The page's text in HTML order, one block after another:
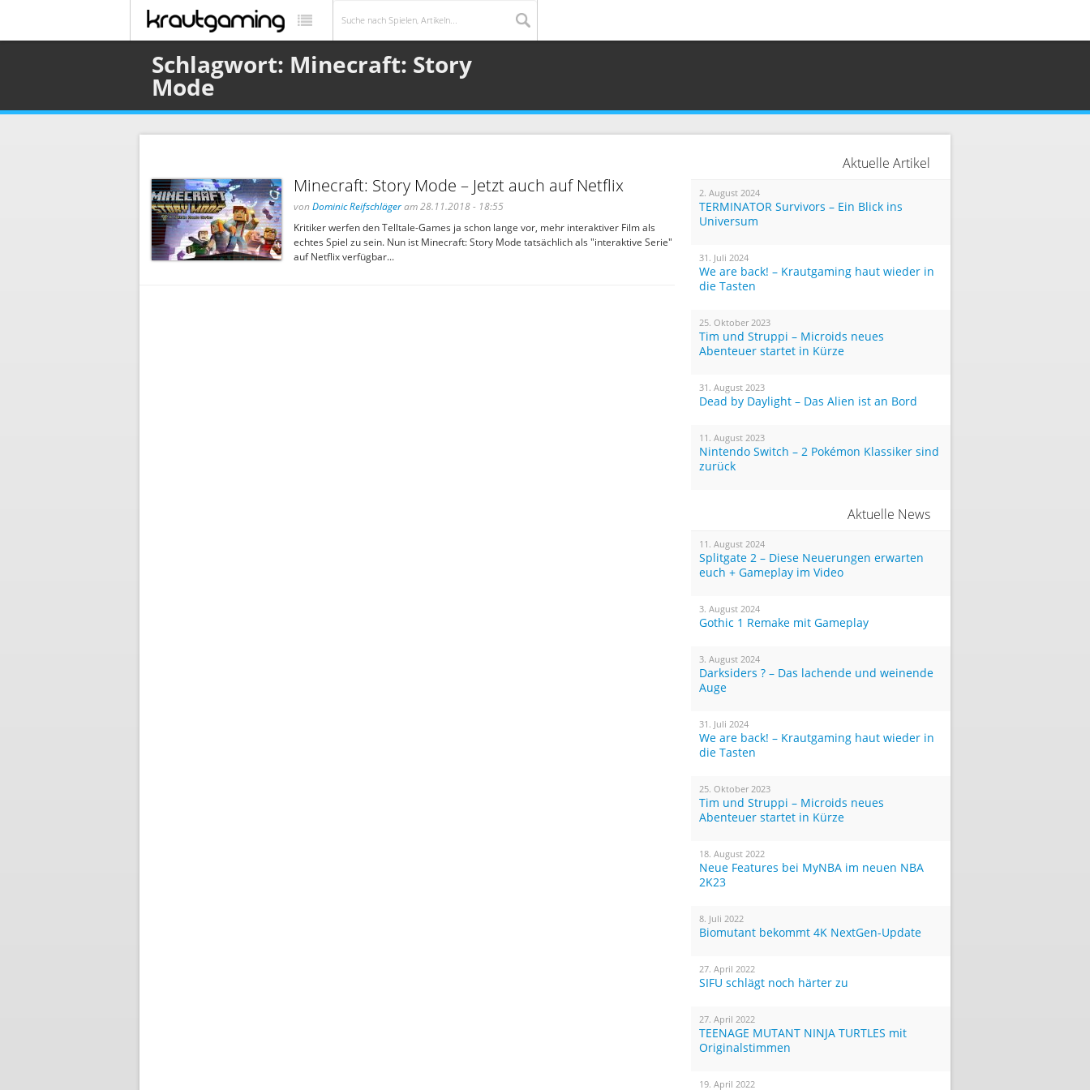
Schlagwort: Minecraft: Story
Mode
Minecraft: Story Mode – Jetzt auch auf Netflix
von Dominic Reifschlägeram 28.11.2018 - 18:55
Kritiker werfen den Telltale-Games ja schon lange vor, mehr interaktiver Film als
echtes Spiel zu sein. Nun ist Minecraft: Story Mode tatsächlich als "interaktive Serie"
auf Netflix verfügbar...
Aktuelle Artikel
2. August 2024
TERMINATOR Survivors – Ein Blick ins
Universum
31. Juli 2024
We are back! – Krautgaming haut wieder in
die Tasten
25. Oktober 2023
Tim und Struppi – Microids neues
Abenteuer startet in Kürze
31. August 2023
Dead by Daylight – Das Alien ist an Bord
11. August 2023
Nintendo Switch – 2 Pokémon Klassiker sind
zurück
Aktuelle News
11. August 2024
Splitgate 2 – Diese Neuerungen erwarten
euch + Gameplay im Video
3. August 2024
Gothic 1 Remake mit Gameplay
3. August 2024
Darksiders ? – Das lachende und weinende
Auge
31. Juli 2024
We are back! – Krautgaming haut wieder in
die Tasten
25. Oktober 2023
Tim und Struppi – Microids neues
Abenteuer startet in Kürze
18. August 2022
Neue Features bei MyNBA im neuen NBA
2K23
8. Juli 2022
Biomutant bekommt 4K NextGen-Update
27. April 2022
SIFU schlägt noch härter zu
27. April 2022
TEENAGE MUTANT NINJA TURTLES mit
Originalstimmen
19. April 2022